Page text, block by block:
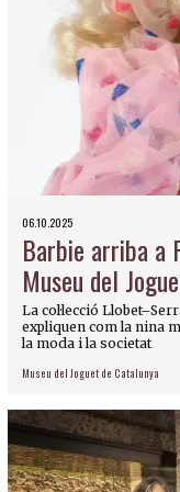
06.10.2025
Barbie arriba a
Museu del
La col·lecció
expliquen com la nina
la moda i la societat
Museu del Joguet de Catalunya